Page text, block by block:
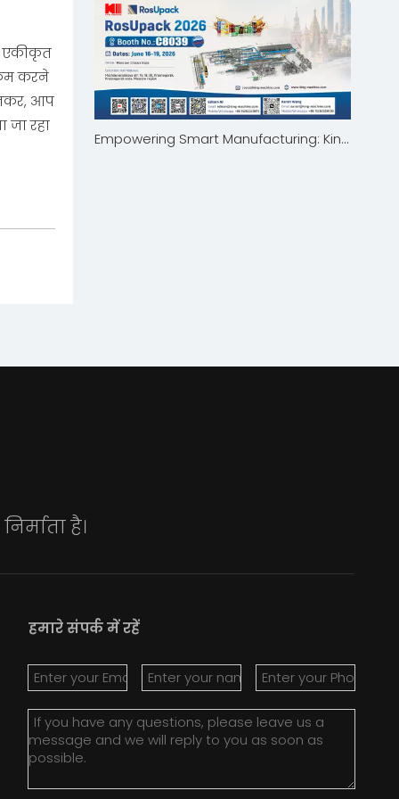
एकीकृत
कम करने
आप
जा रहा
Empowering Smart Manufacturing: King Machine to Showcase at RosUpack 2026 in Moscow
है।
हमारे संपर्क में रहें